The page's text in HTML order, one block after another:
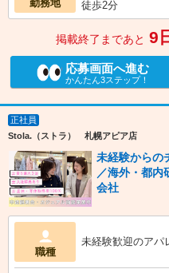
勤務地 徒歩2分
掲載終了まであと 9
応募画面へ進む
かんたん3ステップ！
正社員
Stola.（ストラ） 札幌アピア店
未経験からの
／海外・都内
会社
職種
未経験歓迎のアパ